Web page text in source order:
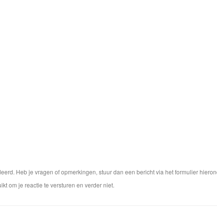
Heb je vragen of opmerkingen, stuur dan een bericht via het formulier
om je reactie te versturen en verder niet.